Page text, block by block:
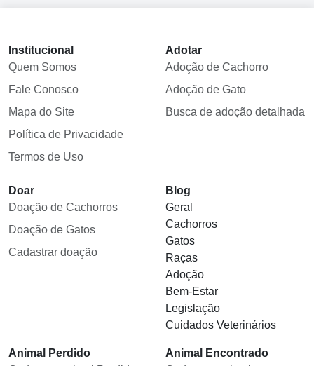
Institucional
Quem Somos
Fale Conosco
Mapa do Site
Política de Privacidade
Termos de Uso
Adotar
Adoção de Cachorro
Adoção de Gato
Busca de adoção detalhada
Doar
Doação de Cachorros
Doação de Gatos
Cadastrar doação
Blog
Geral
Cachorros
Gatos
Raças
Adoção
Bem-Estar
Legislação
Cuidados Veterinários
Animal Perdido
Animal Encontrado